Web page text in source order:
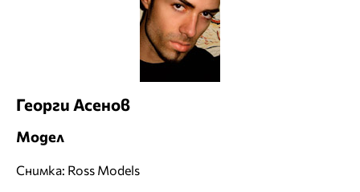
Георги Асенов
Модел
Снимка: Ross Models